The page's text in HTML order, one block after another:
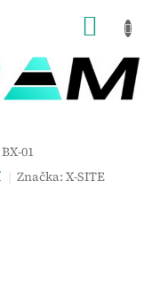
BX-01
Značka:X-SITE